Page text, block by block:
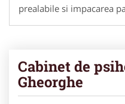
prealabile si impacarea
Cabinet de
Gheorghe